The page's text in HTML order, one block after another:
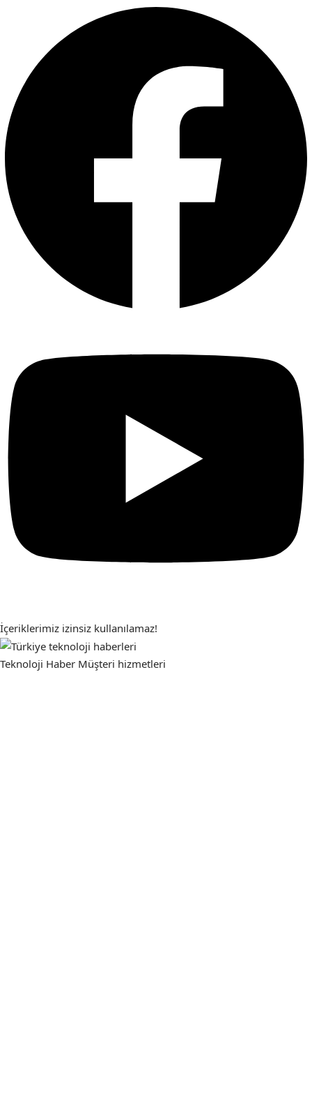
İçeriklerimiz izinsiz kullanılamaz!
Teknoloji Haber Müşteri hizmetleri